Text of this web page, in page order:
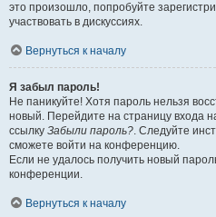
это произошло, попробуйте
участвовать в дискуссиях.
Вернуться к началу
Я забыл пароль!
Не паникуйте! Хотя пароль нельзя
новый. Перейдите на страницу входа
ссылку Забыли пароль?. Следуйте
сможете войти на конференцию.
Если не удалось получить новый
конференции.
Вернуться к началу